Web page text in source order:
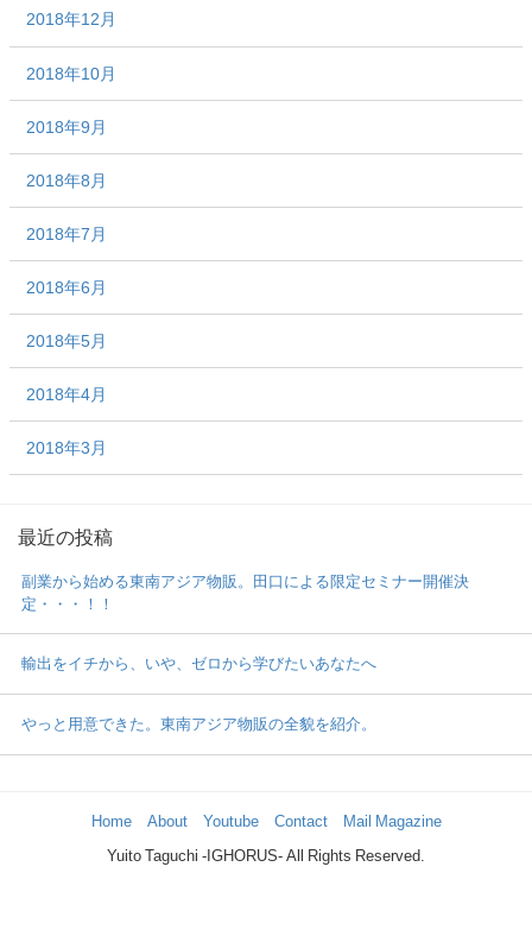
2018年12月
2018年10月
2018年9月
2018年8月
2018年7月
2018年6月
2018年5月
2018年4月
2018年3月
最近の投稿
副業から始める東南アジア物販。田口による限定セミナー開催決
定・・・！！
輸出をイチから、いや、ゼロから学びたいあなたへ
やっと用意できた。東南アジア物販の全貌を紹介。
Home About Youtube Contact Mail Magazine
Yuito Taguchi -IGHORUS- All Rights Reserved.